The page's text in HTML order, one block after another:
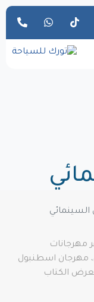
مهرجانات
مهرجان اسطنبول
الكتاب